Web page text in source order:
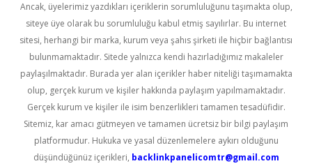
Ancak, üyelerimiz yazdıkları içeriklerin sorumluluğunu taşımakta olup,
siteye üye olarak bu sorumluluğu kabul etmiş sayılırlar. Bu internet
sitesi, herhangi bir marka, kurum veya şahıs şirketi ile hiçbir bağlantısı
bulunmamaktadır. Sitede yalnızca kendi hazırladığımız makaleler
paylaşılmaktadır. Burada yer alan içerikler haber niteliği taşımamakta
olup, gerçek kurum ve kişiler hakkında paylaşım yapılmamaktadır.
Gerçek kurum ve kişiler ile isim benzerlikleri tamamen tesadüfidir.
Sitemiz, kar amacı gütmeyen ve tamamen ücretsiz bir bilgi paylaşım
platformudur. Hukuka ve yasal düzenlemelere aykırı olduğunu
düşündüğünüz içerikleri, backlinkpanelicomtr@gmail.com